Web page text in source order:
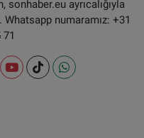
ayrıcalığıyla
numaramız: +31
71